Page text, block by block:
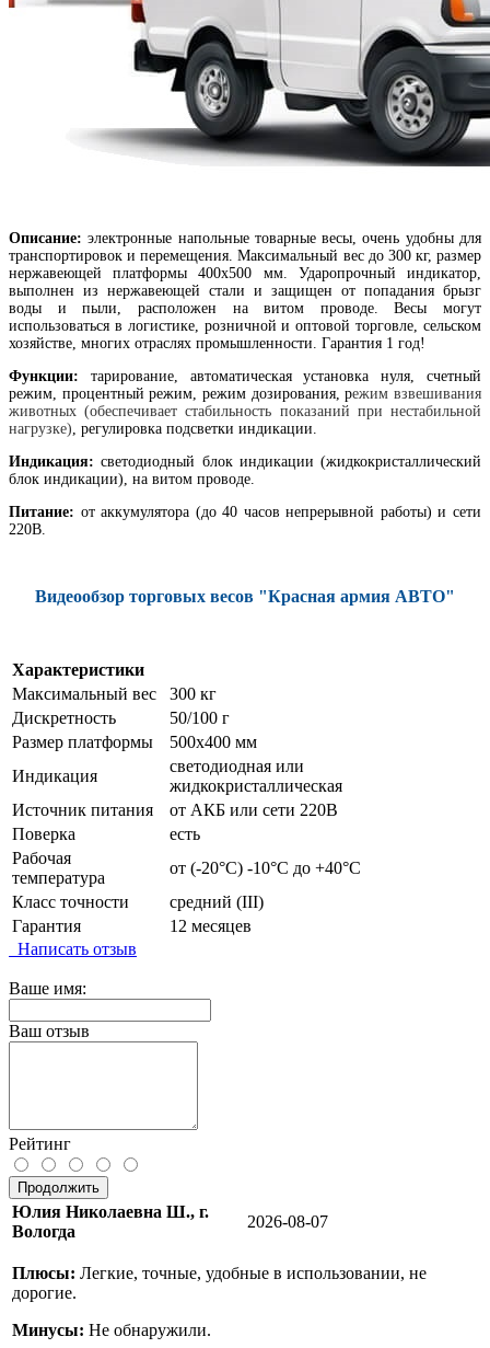
Описание: электронные напольные товарные весы, очень удобны для
транспортировок и перемещения. Максимальный вес до 300 кг, размер
нержавеющей платформы 400х500 мм. Ударопрочный индикатор,
выполнен из нержавеющей стали и защищен от попадания брызг
воды и пыли, расположен на витом проводе. Весы могут
использоваться в логистике, розничной и оптовой торговле, сельском
хозяйстве, многих отраслях промышленности. Гарантия 1 год!
Функции: тарирование, автоматическая установка нуля, счетный
режим, процентный режим, режим дозирования, режим взвешивания
животных (обеспечивает стабильность показаний при нестабильной
нагрузке), регулировка подсветки индикации.
Индикация: светодиодный блок индикации (жидкокристаллический
блок индикации), на витом проводе.
Питание: от аккумулятора (до 40 часов непрерывной работы) и сети
220В.
Видеообзор торговых весов "Красная армия АВТО"
Характеристики
Максимальный вес
300 кг
Дискретность
50/100 г
Размер платформы
500х400 мм
Индикация
светодиодная или
жидкокристаллическая
Источник питания
от АКБ или сети 220В
Поверка
есть
Рабочая
температура
от (-20°C) -10°C до +40°C
Класс точности
средний (III)
Гарантия
12 месяцев
Написать отзыв
Ваше имя:
Ваш отзыв
Рейтинг
Продолжить
Юлия Николаевна Ш., г.
Вологда
2026-08-07
Плюсы: Легкие, точные, удобные в использовании, не
дорогие.
Минусы: Не обнаружили.